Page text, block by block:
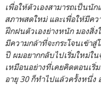
เพื่อให้ตัวเองสามารถเป็นนั
สภาพสดใหม่ และเพื่อให้มีค
ฝึกฝนตัวเองย่างหนัก มองสิ่
มีความกล้าที่จะกระโจนเข้าสู่
ปี ผมอยากกลับไปเริ่มใหม่ใ
เหมือนอย่างที่เคยคิดตอนเริ่
อายุ 30 ก็ทำไปแล้วครั้งหนึ่ง